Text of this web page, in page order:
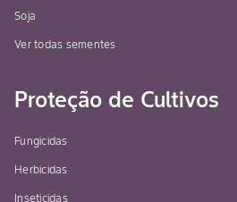
Soja
Ver todas sementes
Proteção de Cultivos
Fungicidas
Herbicidas
Inseticidas